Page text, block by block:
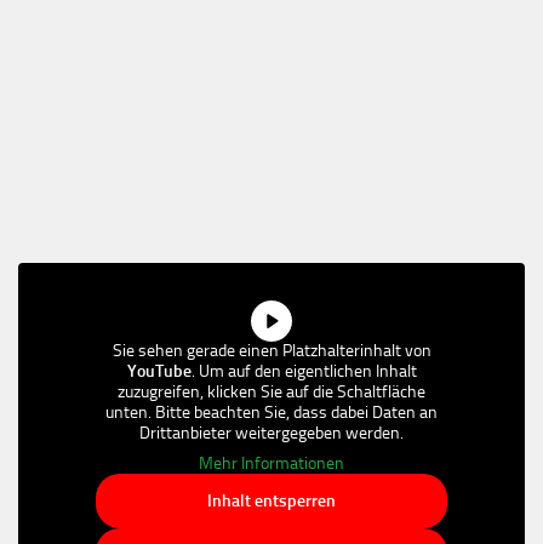
Sie sehen gerade einen Platzhalterinhalt von
YouTube. Um auf den eigentlichen Inhalt
zuzugreifen, klicken Sie auf die Schaltfläche
unten. Bitte beachten Sie, dass dabei Daten an
Drittanbieter weitergegeben werden.
Mehr Informationen
Inhalt entsperren